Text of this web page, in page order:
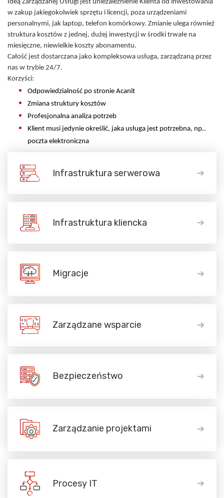
Infrastruktura serwerowa
Infrastruktura kliencka
Migracje
Zarządzane wsparcie
Bezpieczeństwo
Zarządzanie projektami
Procesy IT
Ideą Zarządzanej Usługi jest uniezależnienie Klienta od inwestowania
w zakup jakiegokolwiek sprzętu i licencji, poza urządzeniami
personalnymi, jak laptop, telefon komórkowy. Zmianie ulega również
struktura kosztów z jednej, dużej inwestycji w środki trwałe na
miesięczne, niewielkie koszty abonamentu.
Całość jest dostarczana jako kompleksowa usługa, zarządzaną przez
nas w trybie 24/7.
Korzyści:
Odpowiedzialność po stronie Acanit
Zmiana struktury kosztów
Profesjonalna analiza potrzeb
Klient musi jedynie określić, jaka usługa jest potrzebna, np..
poczta elektroniczna